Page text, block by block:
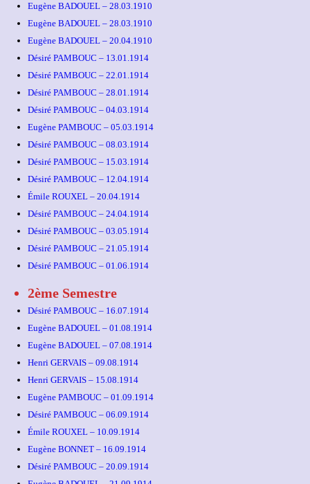
Eugène BADOUEL – 28.03.1910
Eugène BADOUEL – 28.03.1910
Eugène BADOUEL – 20.04.1910
Désiré PAMBOUC – 13.01.1914
Désiré PAMBOUC – 22.01.1914
Désiré PAMBOUC – 28.01.1914
Désiré PAMBOUC – 04.03.1914
Eugène PAMBOUC – 05.03.1914
Désiré PAMBOUC – 08.03.1914
Désiré PAMBOUC – 15.03.1914
Désiré PAMBOUC – 12.04.1914
Émile ROUXEL – 20.04.1914
Désiré PAMBOUC – 24.04.1914
Désiré PAMBOUC – 03.05.1914
Désiré PAMBOUC – 21.05.1914
Désiré PAMBOUC – 01.06.1914
2ème Semestre
Désiré PAMBOUC – 16.07.1914
Eugène BADOUEL – 01.08.1914
Eugène BADOUEL – 07.08.1914
Henri GERVAIS – 09.08.1914
Henri GERVAIS – 15.08.1914
Eugène PAMBOUC – 01.09.1914
Désiré PAMBOUC – 06.09.1914
Émile ROUXEL – 10.09.1914
Eugène BONNET – 16.09.1914
Désiré PAMBOUC – 20.09.1914